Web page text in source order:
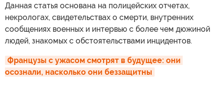
Данная статья основана на полицейских отчетах,
некрологах, свидетельствах о смерти, внутренних
сообщениях военных и интервью с более чем дюжиной
людей, знакомых с обстоятельствами инцидентов.
Французы с ужасом смотрят в будущее: они
осознали, насколько они беззащитны